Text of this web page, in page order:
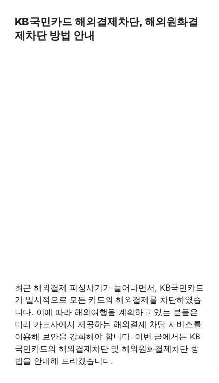
content
KB국민카드 해외결제차단, 해외원화결
제차단 방법 안내
최근 해외결제 피싱사기가 늘어나면서, KB국민카드
가 일시적으로 모든 카드의 해외결제를 차단하였습
니다. 이에 따라 해외여행을 계획하고 있는 분들은
미리 카드사에서 제공하는 해외결제 차단 서비스를
이용해 보안을 강화해야 합니다. 이번 글에서는 KB
국민카드의 해외결제차단 및 해외원화결제차단 방
법을 안내해 드리겠습니다.